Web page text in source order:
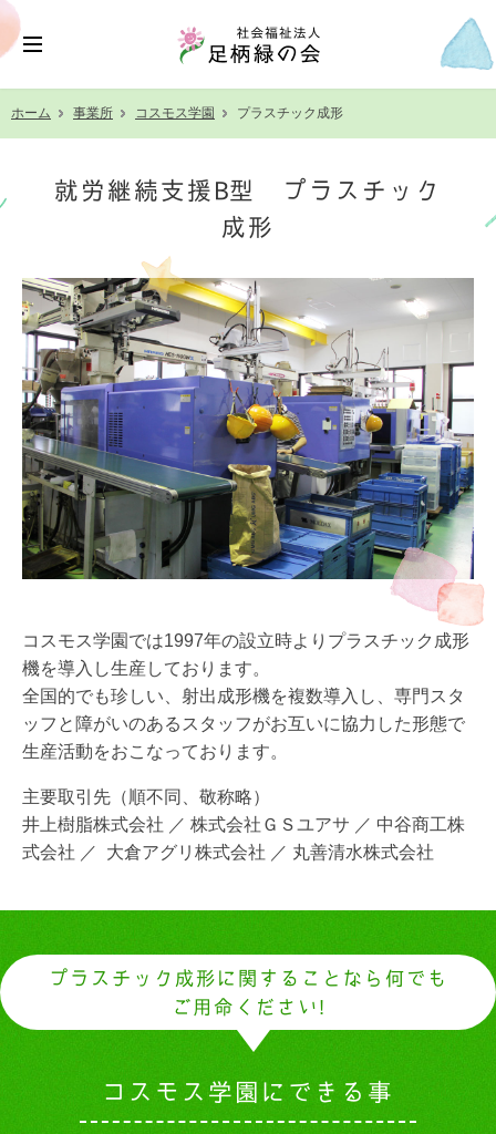
ホーム 事業所 コスモス学園 プラスチック成形
就労継続支援B型 プラスチック
成形
コスモス学園では1997年の設立時よりプラスチック成形
機を導入し生産しております。
全国的でも珍しい、射出成形機を複数導入し、専門スタ
ッフと障がいのあるスタッフがお互いに協力した形態で
生産活動をおこなっております。
主要取引先（順不同、敬称略）
井上樹脂株式会社 ／ 株式会社ＧＳユアサ ／ 中谷商工株
式会社 ／ 大倉アグリ株式会社 ／ 丸善清水株式会社
プラスチック成形に関することなら何でも
ご用命ください!
コスモス学園にできる事